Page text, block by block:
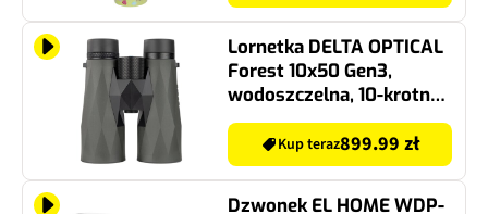
Lornetka DELTA OPTICAL
Forest 10x50 Gen3,
wodoszczelna, 10-krotne
zbliżenie, pryzmat
dachowy, soczewki ED
Kup teraz899.99 zł
Dzwonek EL HOME WDP-